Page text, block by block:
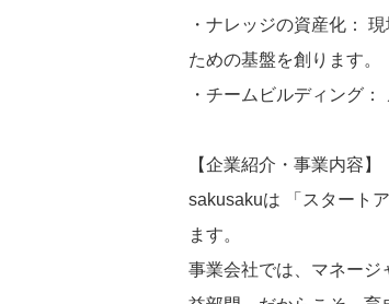
・ナレッジの資産化：
ための基盤を創ります。
・チームビルディング
【企業紹介・事業内容】
sakusakuは 「スタート
ます。
事業会社では、マネージ